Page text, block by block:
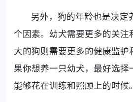
另外，狗的年龄也是决定
个因素。幼犬需要更多的关注
大的狗则需要更多的健康监护
果你想养一只幼犬，最好选择
能够花在训练和照顾上的时候。